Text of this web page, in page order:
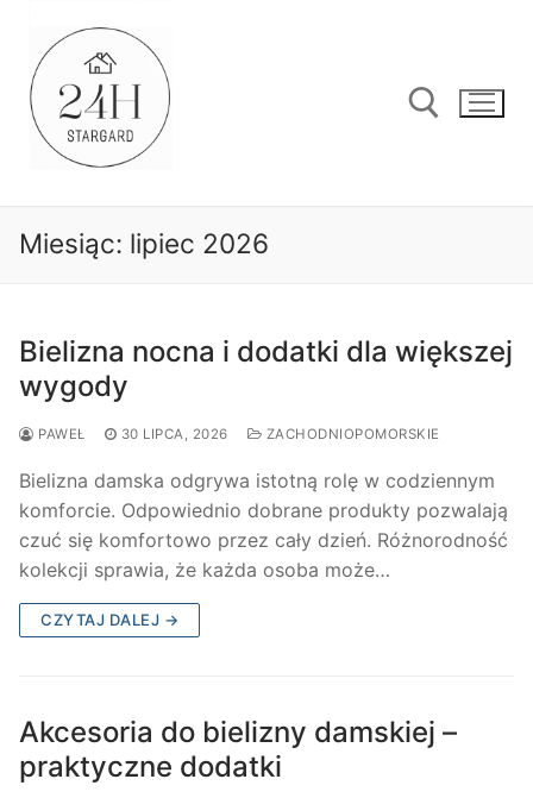
treści
Miesiąc: lipiec 2026
Bielizna nocna i dodatki dla większej
wygody
PAWEŁ 30 LIPCA, 2026 ZACHODNIOPOMORSKIE
Bielizna damska odgrywa istotną rolę w codziennym
komforcie. Odpowiednio dobrane produkty pozwalają
czuć się komfortowo przez cały dzień. Różnorodność
kolekcji sprawia, że każda osoba może…
CZYTAJ DALEJ →
Akcesoria do bielizny damskiej –
praktyczne dodatki